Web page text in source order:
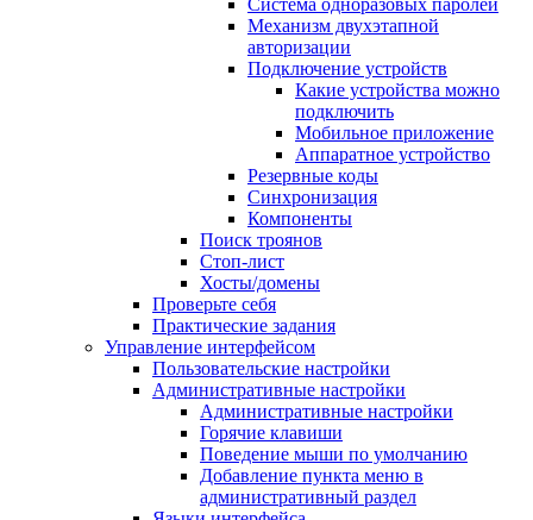
Система одноразовых паролей
Механизм двухэтапной
авторизации
Подключение устройств
Какие устройства можно
подключить
Мобильное приложение
Аппаратное устройство
Резервные коды
Синхронизация
Компоненты
Поиск троянов
Стоп-лист
Хосты/домены
Проверьте себя
Практические задания
Управление интерфейсом
Пользовательские настройки
Административные настройки
Административные настройки
Горячие клавиши
Поведение мыши по умолчанию
Добавление пункта меню в
административный раздел